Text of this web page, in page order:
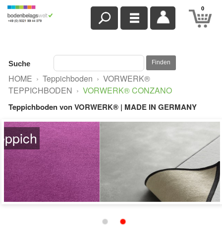
0
Suche Finden
HOME › Teppichboden › VORWERK®
TEPPICHBODEN › VORWERK® CONZANO
Teppichboden von VORWERK® | MADE IN GERMANY
Beispielbild Paspelteppich